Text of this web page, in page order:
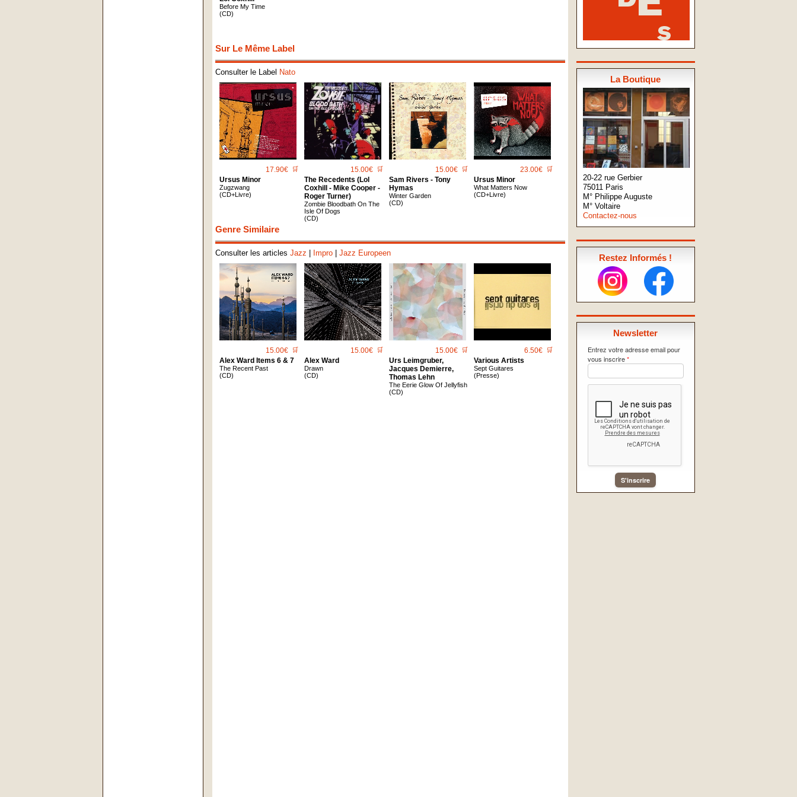
La Boutique
20-22 rue Gerbier
75011 Paris
M° Philippe Auguste
M° Voltaire
Contactez-nous
Restez Informés !
Newsletter
Entrez votre adresse email pour
vous inscrire*
S'inscrire
Before My Time
(CD)
Sur Le Même Label
Consulter le Label Nato
17.90€ 🛒
Ursus Minor
Zugzwang
(CD+Livre)
15.00€ 🛒
The Recedents (Lol
Coxhill - Mike Cooper -
Roger Turner)
Zombie Bloodbath On The
Isle Of Dogs
(CD)
15.00€ 🛒
Sam Rivers - Tony
Hymas
Winter Garden
(CD)
23.00€ 🛒
Ursus Minor
What Matters Now
(CD+Livre)
Genre Similaire
Consulter les articles Jazz Impro| Jazz Europeen
15.00€ 🛒
Alex Ward Items 6 & 7
The Recent Past
(CD)
15.00€ 🛒
Alex Ward
Drawn
(CD)
15.00€ 🛒
Urs Leimgruber,
Jacques Demierre,
Thomas Lehn
The Eerie Glow Of Jellyfish
(CD)
6.50€ 🛒
Various Artists
Sept Guitares
(Presse)